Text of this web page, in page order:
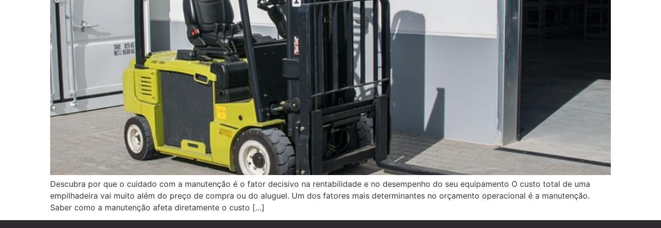
Descubra por que o cuidado com a manutenção é o fator decisivo na rentabilidade e no desempenho do seu equipamento O custo total de uma
empilhadeira vai muito além do preço de compra ou do aluguel. Um dos fatores mais determinantes no orçamento operacional é a manutenção.
Saber como a manutenção afeta diretamente o custo […]